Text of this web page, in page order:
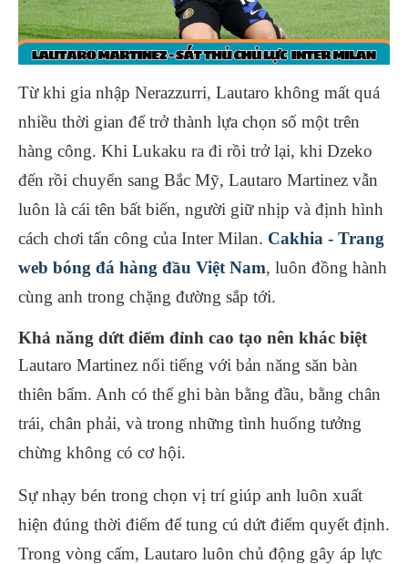
Từ khi gia nhập Nerazzurri, Lautaro không mất quá
nhiều thời gian để trở thành lựa chọn số một trên
hàng công. Khi Lukaku ra đi rồi trở lại, khi Dzeko
đến rồi chuyển sang Bắc Mỹ, Lautaro Martinez vẫn
luôn là cái tên bất biến, người giữ nhịp và định hình
cách chơi tấn công của Inter Milan. Cakhia - Trang
web bóng đá hàng đầu Việt Nam, luôn đồng hành
cùng anh trong chặng đường sắp tới.
Khả năng dứt điểm đỉnh cao tạo nên khác biệt
Lautaro Martinez nổi tiếng với bản năng săn bàn
thiên bẩm. Anh có thể ghi bàn bằng đầu, bằng chân
trái, chân phải, và trong những tình huống tưởng
chừng không có cơ hội.
Sự nhạy bén trong chọn vị trí giúp anh luôn xuất
hiện đúng thời điểm để tung cú dứt điểm quyết định.
Trong vòng cấm, Lautaro luôn chủ động gây áp lực